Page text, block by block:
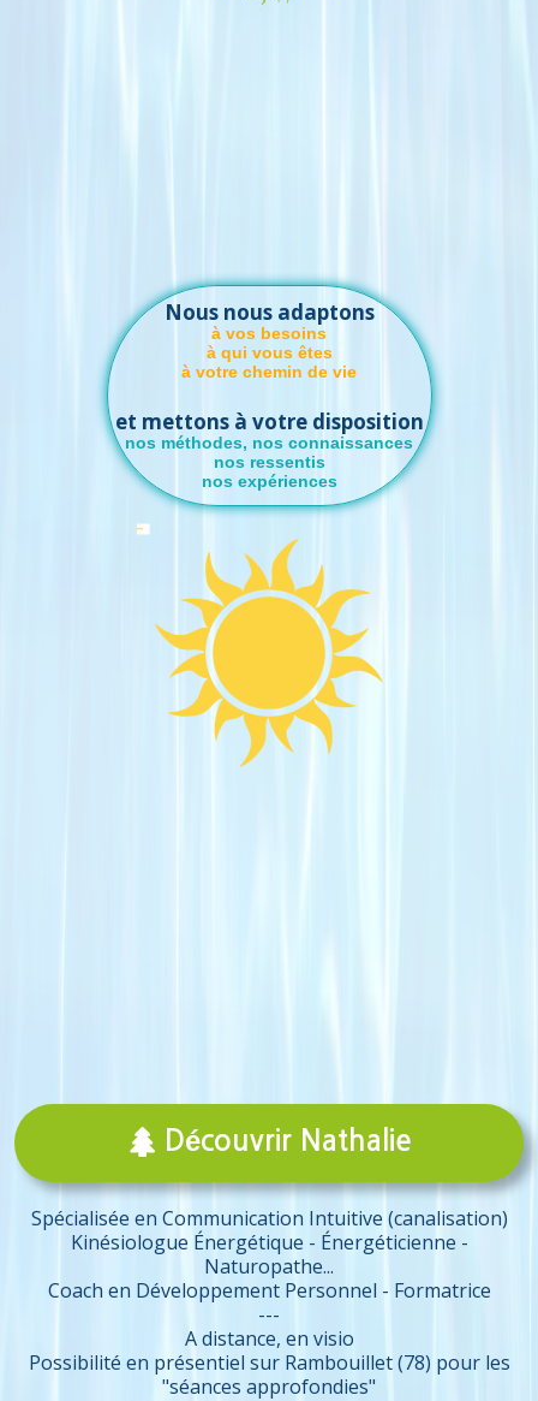
Nous nous adaptons
à vos besoins
à qui vous êtes
à votre chemin de vie
et mettons à votre disposition
nos méthodes, nos connaissances
nos ressentis
nos expériences
 Découvrir Nathalie
Spécialisée en Communication Intuitive (canalisation)
Kinésiologue Énergétique - Énergéticienne -
Naturopathe...
Coach en Développement Personnel - Formatrice
---
A distance, en visio
Possibilité en présentiel sur Rambouillet (78) pour les
"séances approfondies"